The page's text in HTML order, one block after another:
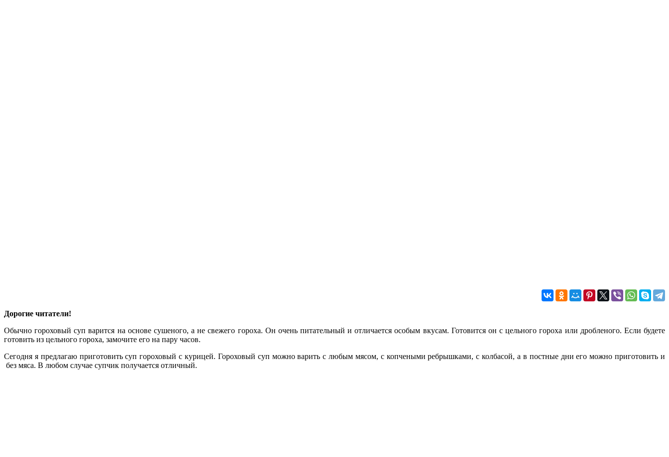
Дорогие читатели!
Обычно гороховый суп варится на основе сушеного, а не свежего гороха. Он очень питательный и отличается особым вкусам. Готовится он с цельного гороха или дробленого. Если будете
готовить из цельного гороха, замочите его на пару часов.
Сегодня я предлагаю приготовить суп гороховый с курицей. Гороховый суп можно варить с любым мясом, с копчеными ребрышками, с колбасой, а в постные дни его можно приготовить и
без мяса. В любом случае супчик получается отличный.